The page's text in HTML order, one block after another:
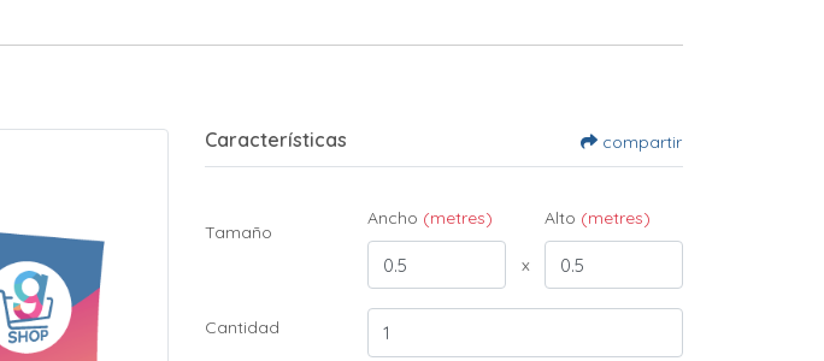
Características compartir
Tamaño
Ancho (metres) Alto (metres)
x
Cantidad